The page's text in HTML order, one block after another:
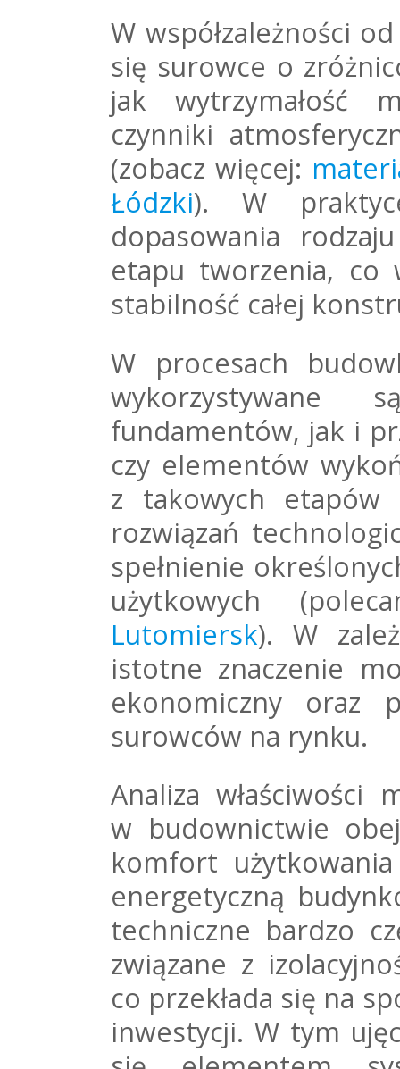
W współzależności
się surowce o
jak wytrzymałość
czynniki
(zobacz więcej:
Łódzki). W
dopasowania
etapu tworzenia, co
stabilność całej
W procesach
fundamentów, jak i
czy elementów
z takowych etapów
rozwiązań
spełnienie
użytkowych
Lutomiersk). W
istotne znaczenie
ekonomiczny oraz
surowców na rynku.
Analiza właściwości
w budownictwie
komfort
energetyczną
techniczne bardzo
związane z
co przekłada się na
inwestycji. W tym